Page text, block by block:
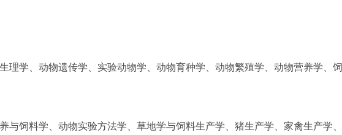
理学、动物遗传学、实验动物学、动物育种学、动物繁殖学、动物营养学、
与饲料学、动物实验方法学、草地学与饲料生产学、猪生产学、家禽生产学